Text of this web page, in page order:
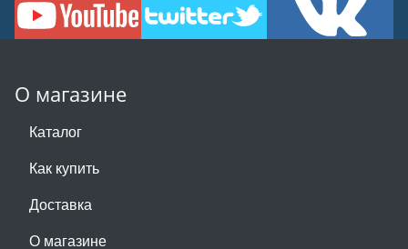
О магазине
Каталог
Как купить
Доставка
О магазине